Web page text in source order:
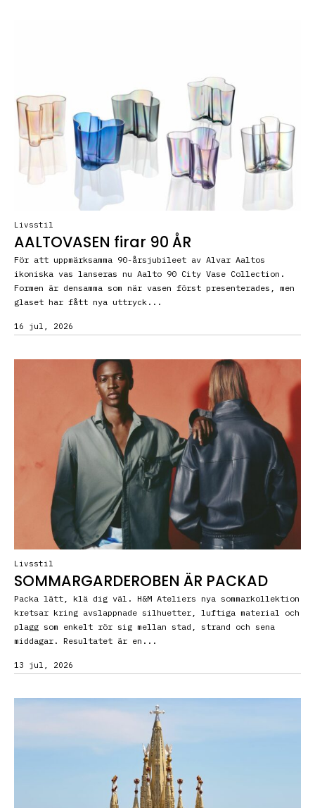
Livsstil
AALTOVASEN firar 90 ÅR
För att uppmärksamma 90-årsjubileet av Alvar Aaltos
ikoniska vas lanseras nu Aalto 90 City Vase Collection.
Formen är densamma som när vasen först presenterades, men
glaset har fått nya uttryck...
16 jul, 2026
Livsstil
SOMMARGARDEROBEN ÄR PACKAD
Packa lätt, klä dig väl. H&M Ateliers nya sommarkollektion
kretsar kring avslappnade silhuetter, luftiga material och
plagg som enkelt rör sig mellan stad, strand och sena
middagar. Resultatet är en...
13 jul, 2026